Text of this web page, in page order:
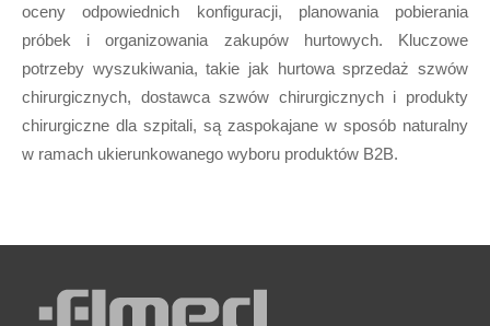
oceny odpowiednich konfiguracji, planowania pobierania
próbek i organizowania zakupów hurtowych. Kluczowe
potrzeby wyszukiwania, takie jak hurtowa sprzedaż szwów
chirurgicznych, dostawca szwów chirurgicznych i produkty
chirurgiczne dla szpitali, są zaspokajane w sposób naturalny
w ramach ukierunkowanego wyboru produktów B2B.